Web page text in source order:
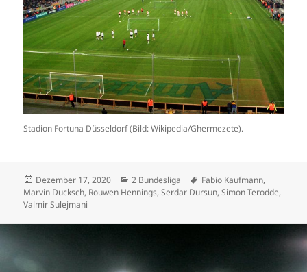
Stadion Fortuna Düsseldorf (Bild: Wikipedia/Ghermezete).
Veröffentlicht
am
Dezember 17, 2020 Kategorien
2 Bundesliga Schlagwörter
Fabio Kaufmann,
Marvin Ducksch, Rouwen Hennings,Serdar Dursun,Simon Terodde,
Valmir Sulejmani